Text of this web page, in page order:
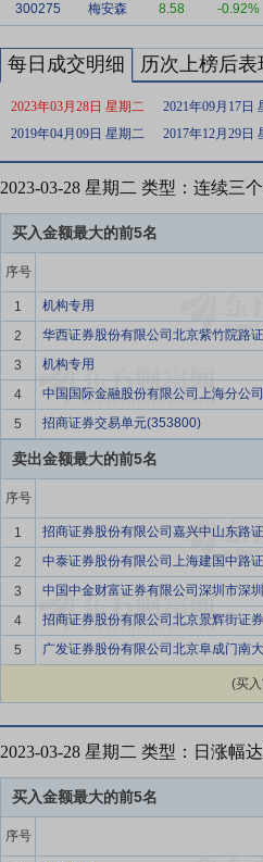
300275 梅安森 8.58 -0.92%
每日成交明细 历次上榜后表
2023年03月28日 星期二 2021年09月17日
2019年04月09日 星期二
2017年12月29日
2023-03-28 星期二 类型：连续三
买入金额最大的前5名
序号
1
机构专用
2
华西证券股份有限公司北京紫竹院路
3
机构专用
4
中国国际金融股份有限公司上海分公司
5
招商证券交易单元(353800)
卖出金额最大的前5名
序号
1
招商证券股份有限公司嘉兴中山东路
2
中泰证券股份有限公司上海建国中路
3
中国中金财富证券有限公司深圳市深
4
招商证券股份有限公司北京景辉街证
5
广发证券股份有限公司北京阜成门南
(买
2023-03-28 星期二 类型：日涨幅
买入金额最大的前5名
序号